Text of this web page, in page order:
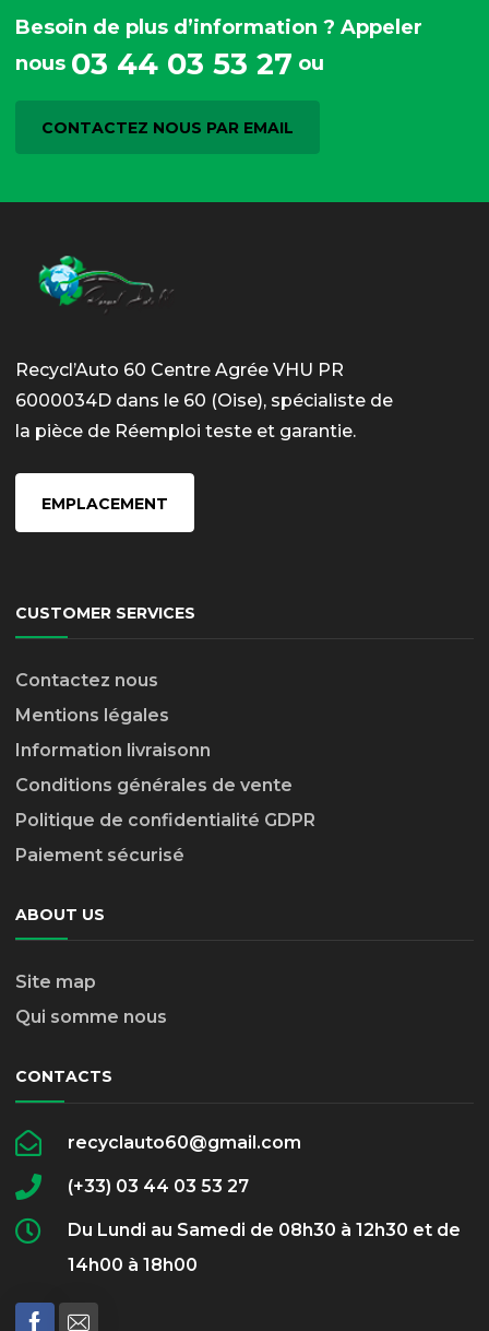
Besoin de plus d’information ? Appeler
nous 03 44 03 53 27 ou
CONTACTEZ NOUS PAR EMAIL
Recycl’Auto 60 Centre Agrée VHU PR
6000034D dans le 60 (Oise), spécialiste de
la pièce de Réemploi teste et garantie.
EMPLACEMENT
CUSTOMER SERVICES
Contactez nous
Mentions légales
Information livraisonn
Conditions générales de vente
Politique de confidentialité GDPR
Paiement sécurisé
ABOUT US
Site map
Qui somme nous
CONTACTS
recyclauto60@gmail.com
(+33) 03 44 03 53 27
Du Lundi au Samedi de 08h30 à 12h30 et de
14h00 à 18h00